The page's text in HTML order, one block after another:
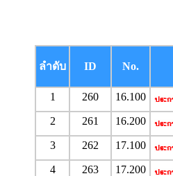
ลำดับ ID No.
1 260 16.100
2
261 16.200
3
262 17.100
4
263 17.200